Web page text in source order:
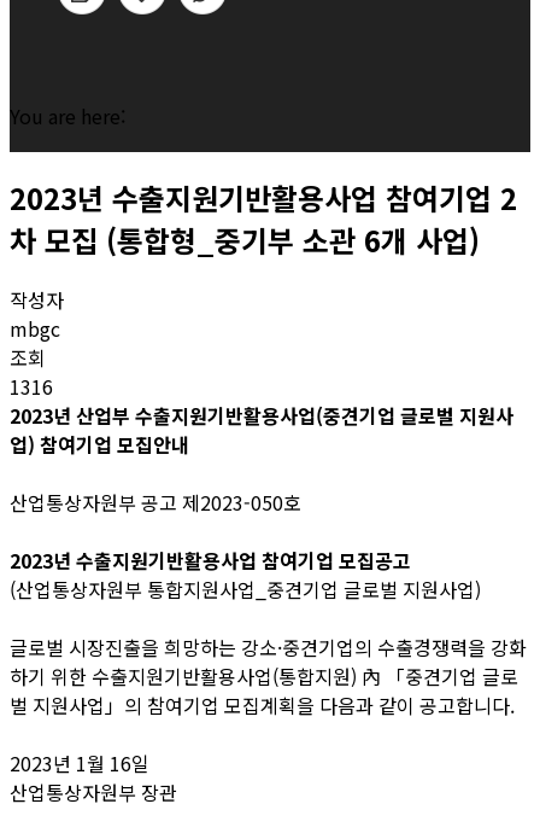
You are here:
2023년 수출지원기반활용사업 참여기업 2
차 모집 (통합형_중기부 소관 6개 사업)
작성자
mbgc
조회
1316
2023년 산업부 수출지원기반활용사업(중견기업 글로벌 지원사
업) 참여기업 모집안내
산업통상자원부 공고 제2023-050호
2023년 수출지원기반활용사업 참여기업 모집공고
(산업통상자원부 통합지원사업_중견기업 글로벌 지원사업)
글로벌 시장진출을 희망하는 강소·중견기업의 수출경쟁력을 강화
하기 위한 수출지원기반활용사업(통합지원) 內 「중견기업 글로
벌 지원사업」의 참여기업 모집계획을 다음과 같이 공고합니다.
2023년 1월 16일
산업통상자원부 장관